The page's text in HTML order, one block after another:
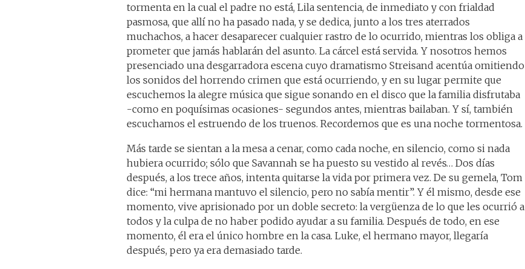
tormenta en la cual el padre no está, Lila sentencia, de inmediato y con frialdad
pasmosa, que allí no ha pasado nada, y se dedica, junto a los tres aterrados
muchachos, a hacer desaparecer cualquier rastro de lo ocurrido, mientras los obliga a
prometer que jamás hablarán del asunto. La cárcel está servida. Y nosotros hemos
presenciado una desgarradora escena cuyo dramatismo Streisand acentúa omitiendo
los sonidos del horrendo crimen que está ocurriendo, y en su lugar permite que
escuchemos la alegre música que sigue sonando en el disco que la familia disfrutaba
-como en poquísimas ocasiones- segundos antes, mientras bailaban. Y sí, también
escuchamos el estruendo de los truenos. Recordemos que es una noche tormentosa.
Más tarde se sientan a la mesa a cenar, como cada noche, en silencio, como si nada
hubiera ocurrido; sólo que Savannah se ha puesto su vestido al revés… Dos días
después, a los trece años, intenta quitarse la vida por primera vez. De su gemela, Tom
dice: “mi hermana mantuvo el silencio, pero no sabía mentir”. Y él mismo, desde ese
momento, vive aprisionado por un doble secreto: la vergüenza de lo que les ocurrió a
todos y la culpa de no haber podido ayudar a su familia. Después de todo, en ese
momento, él era el único hombre en la casa. Luke, el hermano mayor, llegaría
después, pero ya era demasiado tarde.